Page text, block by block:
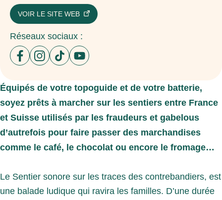
VOIR LE SITE WEB
Réseaux sociaux :
Ouvrir un nouvel onglet sur le site : facebook
Ouvrir un nouvel onglet sur le site : instagram
Ouvrir un nouvel onglet sur le site : tiktok
Ouvrir un nouvel onglet sur le site :
Équipés de votre topoguide et de votre batterie,
soyez prêts à marcher sur les sentiers entre France
et Suisse utilisés par les fraudeurs et gabelous
d’autrefois pour faire passer des marchandises
comme le café, le chocolat ou encore le fromage…
Le Sentier sonore sur les traces des contrebandiers, est
une balade ludique qui ravira les familles. D’une durée